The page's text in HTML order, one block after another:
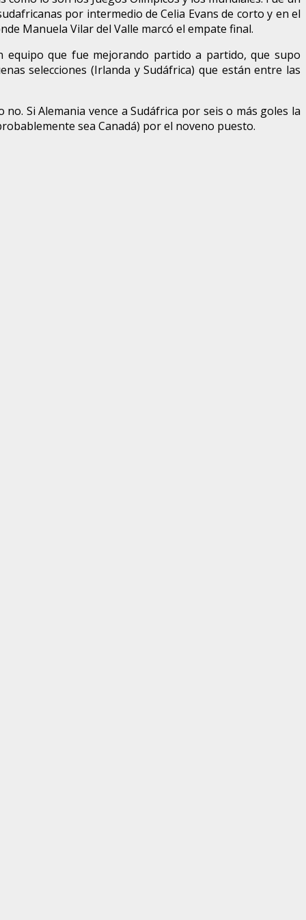
por intermedio de Celia Evans de corto y en el
Manuela Vilar del Valle marcó el empate final.
que fue mejorando partido a partido, que supo
selecciones (Irlanda y Sudáfrica) que están entre las
Si Alemania vence a Sudáfrica por seis o más goles la
sea Canadá) por el noveno puesto.